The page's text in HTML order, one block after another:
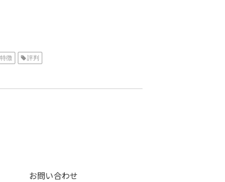
特徴 評判
お問い合わせ